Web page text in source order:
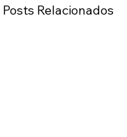
Posts Relacionados